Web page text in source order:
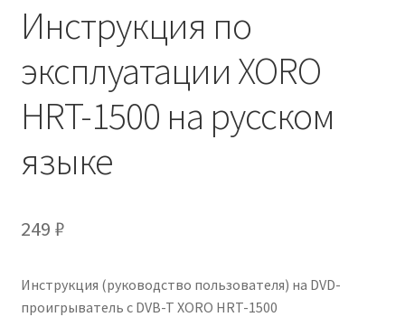
Инструкция по
эксплуатации XORO
HRT-1500 на русском
языке
249 ₽
Инструкция (руководство пользователя) на DVD-
проигрыватель с DVB-T XORO HRT-1500